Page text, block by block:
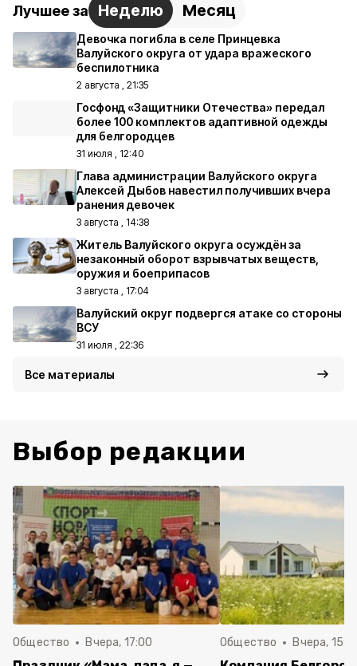
Лучшее за Неделю Месяц
Девочка погибла в селе Принцевка
Валуйского округа от удара вражеского
беспилотника
2 августа , 21:35
Госфонд «Защитники Отечества» передал
более 100 комплектов адаптивной одежды
для белгородцев
31 июля , 12:40
Глава администрации Валуйского округа
Алексей Дыбов навестил получивших вчера
ранения девочек
3 августа , 14:38
Житель Валуйского округа осуждён за
незаконный оборот взрывчатых веществ,
оружия и боеприпасов
3 августа , 17:04
Валуйский округ подвергся атаке со стороны
ВСУ
31 июля , 22:36
Все материалы
Выбор редакции
Общество Вчера, 17:00 Общество Вчера,